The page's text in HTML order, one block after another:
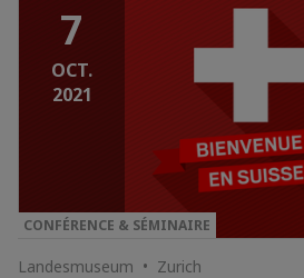
7
OCT.
2021
CONFÉRENCE & SÉMINAIRE
Landesmuseum • Zurich